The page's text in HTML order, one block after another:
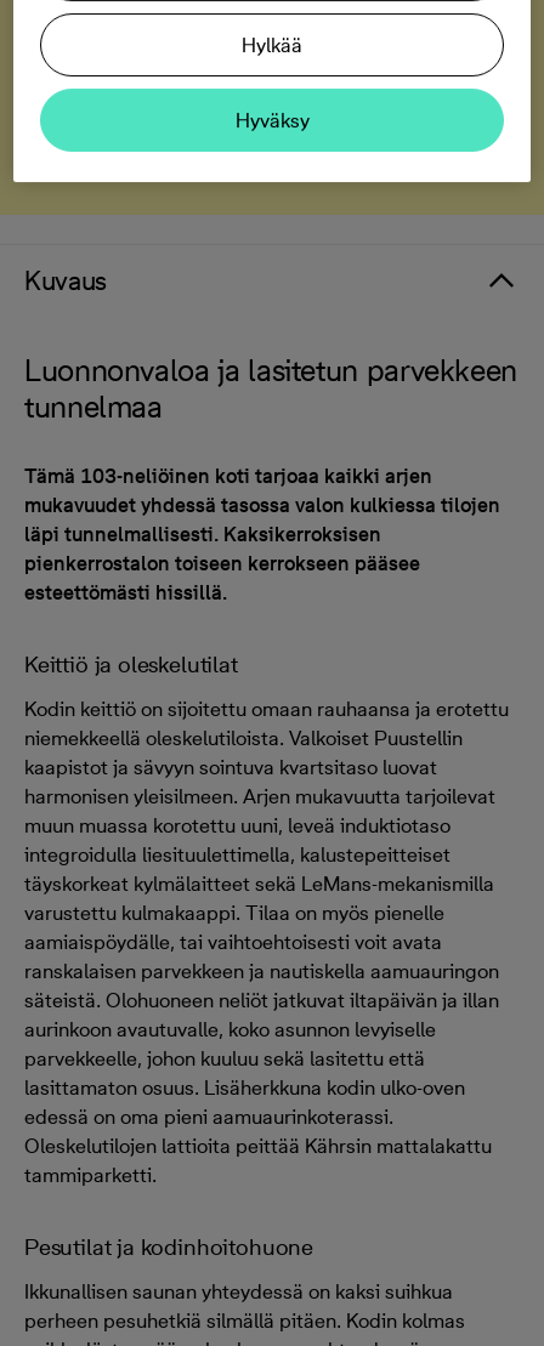
Katso 3D-malli kodin kuvakarusellista
Bonava-turva
Tutustu Bonava-turvaan
Kuvaus
Luonnonvaloa ja lasitetun parvekkeen
tunnelmaa
Tämä 103-neliöinen koti tarjoaa kaikki arjen
mukavuudet yhdessä tasossa valon kulkiessa tilojen
läpi tunnelmallisesti. Kaksikerroksisen
pienkerrostalon toiseen kerrokseen pääsee
esteettömästi hissillä.
Keittiö ja oleskelutilat
Kodin keittiö on sijoitettu omaan rauhaansa ja erotettu
niemekkeellä oleskelutiloista. Valkoiset Puustellin
kaapistot ja sävyyn sointuva kvartsitaso luovat
harmonisen yleisilmeen. Arjen mukavuutta tarjoilevat
muun muassa korotettu uuni, leveä induktiotaso
integroidulla liesituulettimella, kalustepeitteiset
täyskorkeat kylmälaitteet sekä LeMans-mekanismilla
varustettu kulmakaappi. Tilaa on myös pienelle
aamiaispöydälle, tai vaihtoehtoisesti voit avata
ranskalaisen parvekkeen ja nautiskella aamuauringon
säteistä. Olohuoneen neliöt jatkuvat iltapäivän ja illan
aurinkoon avautuvalle, koko asunnon levyiselle
parvekkeelle, johon kuuluu sekä lasitettu että
lasittamaton osuus. Lisäherkkuna kodin ulko-oven
edessä on oma pieni aamuaurinkoterassi.
Oleskelutilojen lattioita peittää Kährsin mattalakattu
tammiparketti.
Pesutilat ja kodinhoitohuone
Ikkunallisen saunan yhteydessä on kaksi suihkua
perheen pesuhetkiä silmällä pitäen. Kodin kolmas
Hylkää
Hyväksy